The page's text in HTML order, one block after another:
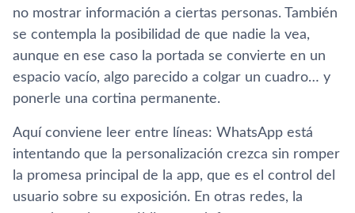
no mostrar información a ciertas personas. También
se contempla la posibilidad de que nadie la vea,
aunque en ese caso la portada se convierte en un
espacio vacío, algo parecido a colgar un cuadro… y
ponerle una cortina permanente.
Aquí conviene leer entre líneas: WhatsApp está
intentando que la personalización crezca sin romper
la promesa principal de la app, que es el control del
usuario sobre su exposición. En otras redes, la